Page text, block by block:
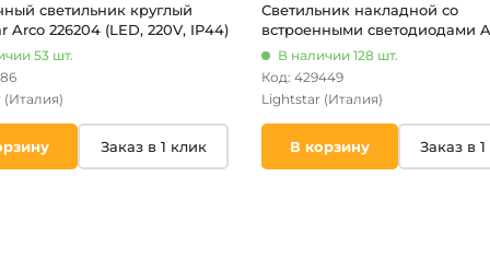
светильник круглый
Arco 226204 (LED, 220V, IP44)
53 шт.
(Италия)
Заказ в 1 клик
Светильник накладной со
встроенными светодиодами
225336 Lightstar (220V, пульт
управления, управление
смартфоном, умный дом -
LampSmart, круглые)
В наличии 128 шт.
Код: 429449
Lightstar (Италия)
В корзину Заказ в